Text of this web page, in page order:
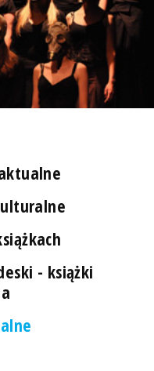
- książki